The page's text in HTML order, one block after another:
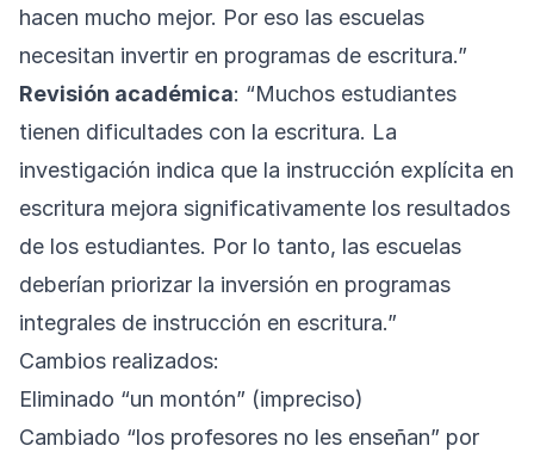
hacen mucho mejor. Por eso las escuelas
necesitan invertir en programas de escritura.”
Revisión académica: “Muchos estudiantes
tienen dificultades con la escritura. La
investigación indica que la instrucción explícita en
escritura mejora significativamente los resultados
de los estudiantes. Por lo tanto, las escuelas
deberían priorizar la inversión en programas
integrales de instrucción en escritura.”
Cambios realizados:
Eliminado “un montón” (impreciso)
Cambiado “los profesores no les enseñan” por